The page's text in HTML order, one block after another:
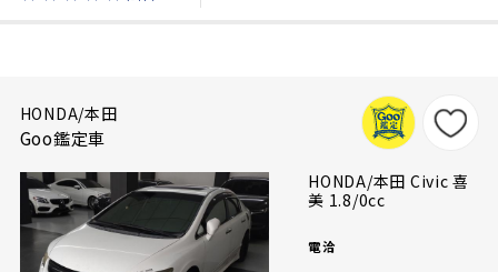
HONDA/本田
Goo鑑定車
HONDA/本田 Civic 喜
美 1.8/0cc
電洽